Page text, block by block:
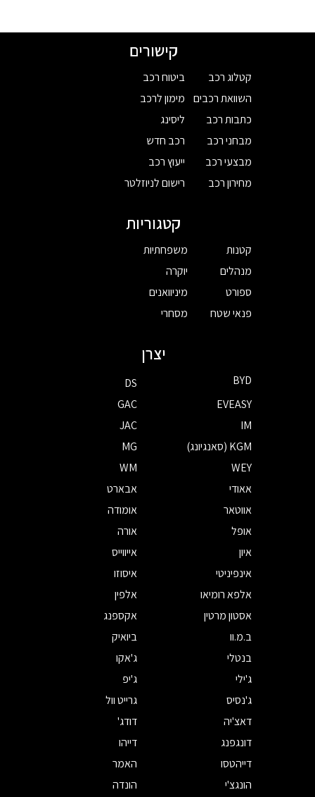
קישורים
קטלוג רכב
השוואת רכבים
כתבות רכב
מבחני רכב
מבצעי רכב
מחירון רכב
ביטוח רכב
מימון לרכב
ליסינג
רכב חדש
ייעוץ רכב
רישום לניוזלטר
קטגוריות
קטנות
מנהלים
ספורט
פנאי שטח
משפחתיות
יוקרה
מיניוואנים
מסחרי
יצרן
BYD
DS
EVEASY
GAC
IM
JAC
KGM (סאנגיונג)
MG
WEY
WM
אאודי
אבארט
אווטאר
אומודה
אופל
אורה
איון
אייווייס
אינפיניטי
איסוזו
אלפא רומיאו
אלפין
אסטון מרטין
אקספנג
ב.מ.וו
ביואיק
בנטלי
ג'אקו
ג'ילי
ג'יפ
ג'נסיס
גרייט וול
דאצ'יה
דודג'
דונגפנג
דייהו
דייהטסו
האמר
הונגצ'י
הונדה